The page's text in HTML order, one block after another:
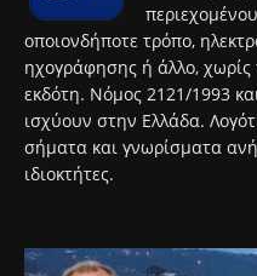
οποιονδήποτε τρόπο,
ηχογράφησης ή άλλο,
εκδότη. Νόμος 2121/1993
ισχύουν στην Ελλάδα.
σήματα και γνωρίσματα
ιδιοκτήτες.